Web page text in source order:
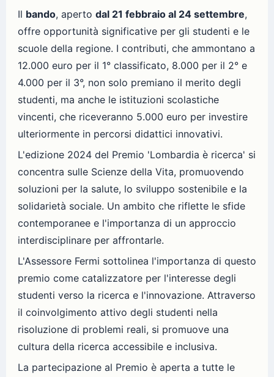
Il bando, aperto dal 21 febbraio al 24 settembre,
offre opportunità significative per gli studenti e le
scuole della regione. I contributi, che ammontano a
12.000 euro per il 1° classificato, 8.000 per il 2° e
4.000 per il 3°, non solo premiano il merito degli
studenti, ma anche le istituzioni scolastiche
vincenti, che riceveranno 5.000 euro per investire
ulteriormente in percorsi didattici innovativi.
L'edizione 2024 del Premio 'Lombardia è ricerca' si
concentra sulle Scienze della Vita, promuovendo
soluzioni per la salute, lo sviluppo sostenibile e la
solidarietà sociale. Un ambito che riflette le sfide
contemporanee e l'importanza di un approccio
interdisciplinare per affrontarle.
L'Assessore Fermi sottolinea l'importanza di questo
premio come catalizzatore per l'interesse degli
studenti verso la ricerca e l'innovazione. Attraverso
il coinvolgimento attivo degli studenti nella
risoluzione di problemi reali, si promuove una
cultura della ricerca accessibile e inclusiva.
La partecipazione al Premio è aperta a tutte le